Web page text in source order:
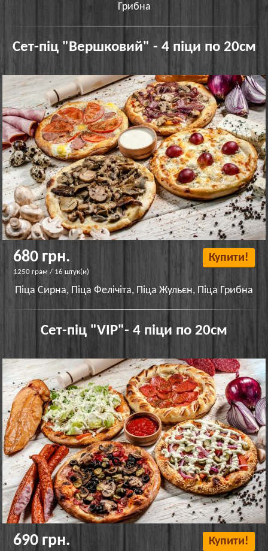
Грибна
Сет-піц "Вершковий" - 4 піци по 20см
680 грн.
1250 грам / 16 штук(и)
Купити!
Піца Сирна, Піца Фелічіта, Піца Жульєн, Піца Грибна
Сет-піц "VIP"- 4 піци по 20см
690 грн. Купити!